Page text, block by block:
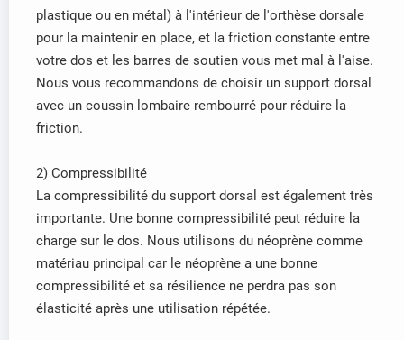
plastique ou en métal) à l'intérieur de l'orthèse dorsale
pour la maintenir en place, et la friction constante entre
votre dos et les barres de soutien vous met mal à l'aise.
Nous vous recommandons de choisir un support dorsal
avec un coussin lombaire rembourré pour réduire la
friction.
2) Compressibilité
La compressibilité du support dorsal est également très
importante. Une bonne compressibilité peut réduire la
charge sur le dos. Nous utilisons du néoprène comme
matériau principal car le néoprène a une bonne
compressibilité et sa résilience ne perdra pas son
élasticité après une utilisation répétée.